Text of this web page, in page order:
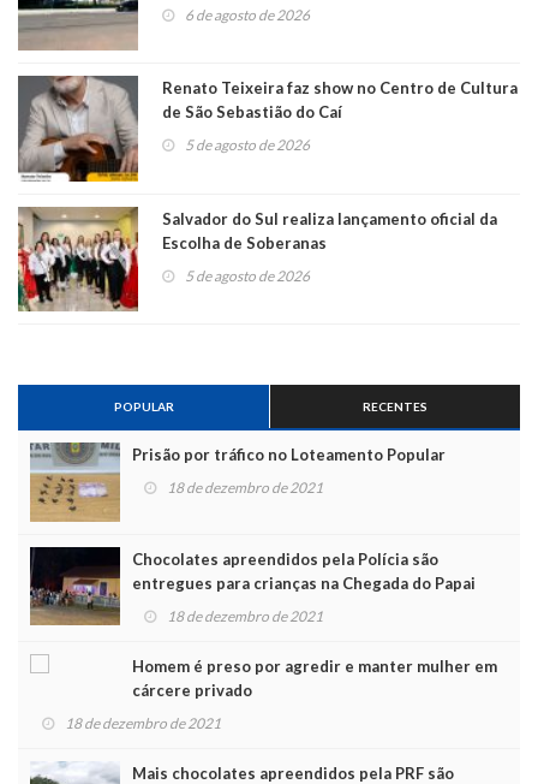
6 de agosto de 2026
Renato Teixeira faz show no Centro de Cultura
de São Sebastião do Caí
5 de agosto de 2026
Salvador do Sul realiza lançamento oficial da
Escolha de Soberanas
5 de agosto de 2026
POPULAR RECENTES
Prisão por tráfico no Loteamento Popular
18 de dezembro de 2021
Chocolates apreendidos pela Polícia são
entregues para crianças na Chegada do Papai
Noel
18 de dezembro de 2021
Homem é preso por agredir e manter mulher em
cárcere privado
18 de dezembro de 2021
Mais chocolates apreendidos pela PRF são